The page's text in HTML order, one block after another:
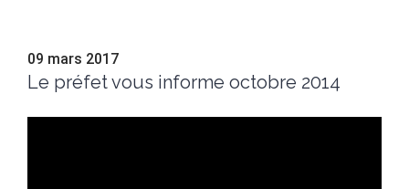
09 mars 2017
Le préfet vous informe octobre 2014